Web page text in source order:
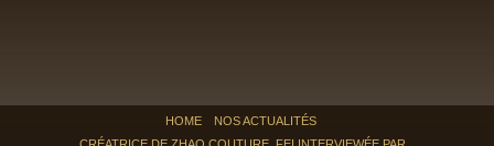
HOME
NOS ACTUALITÉS